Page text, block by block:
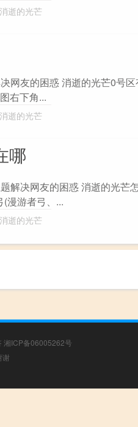
消逝的光芒
网友的困惑 消逝的光芒0号
右下角...
消逝的光芒
哪
解决网友的困惑 消逝的光芒
漫游者弓、...
消逝的光芒
湘ICP备06005262号
谢